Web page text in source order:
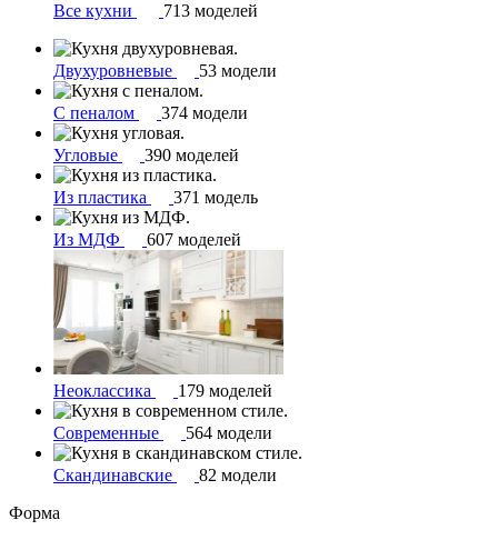
Все кухни 713 моделей
Двухуровневые 53 модели
С пеналом 374 модели
Угловые 390 моделей
Из пластика 371 модель
Из МДФ 607 моделей
Неоклассика 179 моделей
Современные 564 модели
Скандинавские
82 модели
Форма